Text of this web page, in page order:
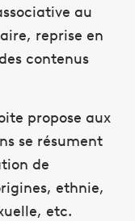
au
reprise en
contenus
propose aux
se résument
de
ethnie,
etc.